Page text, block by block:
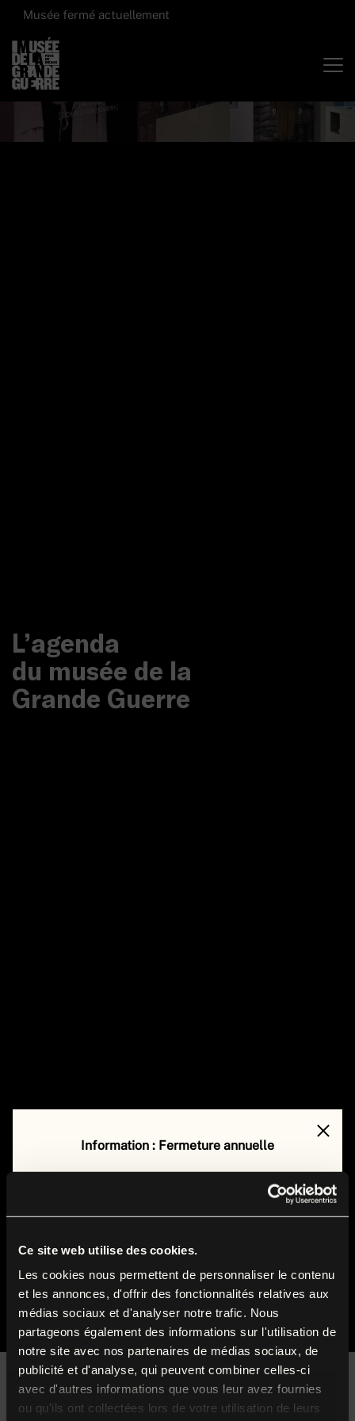
Ce site web utilise des cookies.
Les cookies nous permettent de personnaliser le contenu
et les annonces, d'offrir des fonctionnalités relatives aux
médias sociaux et d'analyser notre trafic. Nous
partageons également des informations sur l'utilisation de
notre site avec nos partenaires de médias sociaux, de
publicité et d'analyse, qui peuvent combiner celles-ci
avec d'autres informations que vous leur avez fournies
ou qu'ils ont collectées lors de votre utilisation de leurs
Information : Fermeture annuelle
Le musée de la Grande Guerre est fermé au public
lundi 17 août au vendredi 4 septembre 2026
Durant cette période, nos équipes préparent la
rentrée et poursuivent leurs missions autour des
collections et du musée.
Nous vous donnons rendez-vous dès lesamedi 5
septembrepour la réouverture à l’occasion du
Week-end de Reconstitution historique 1914-1918
Musée fermé actuellement
L’agenda
du musée de la
Grande Guerre
Visites guidées Actuellement
Du plus ancien au plus récent